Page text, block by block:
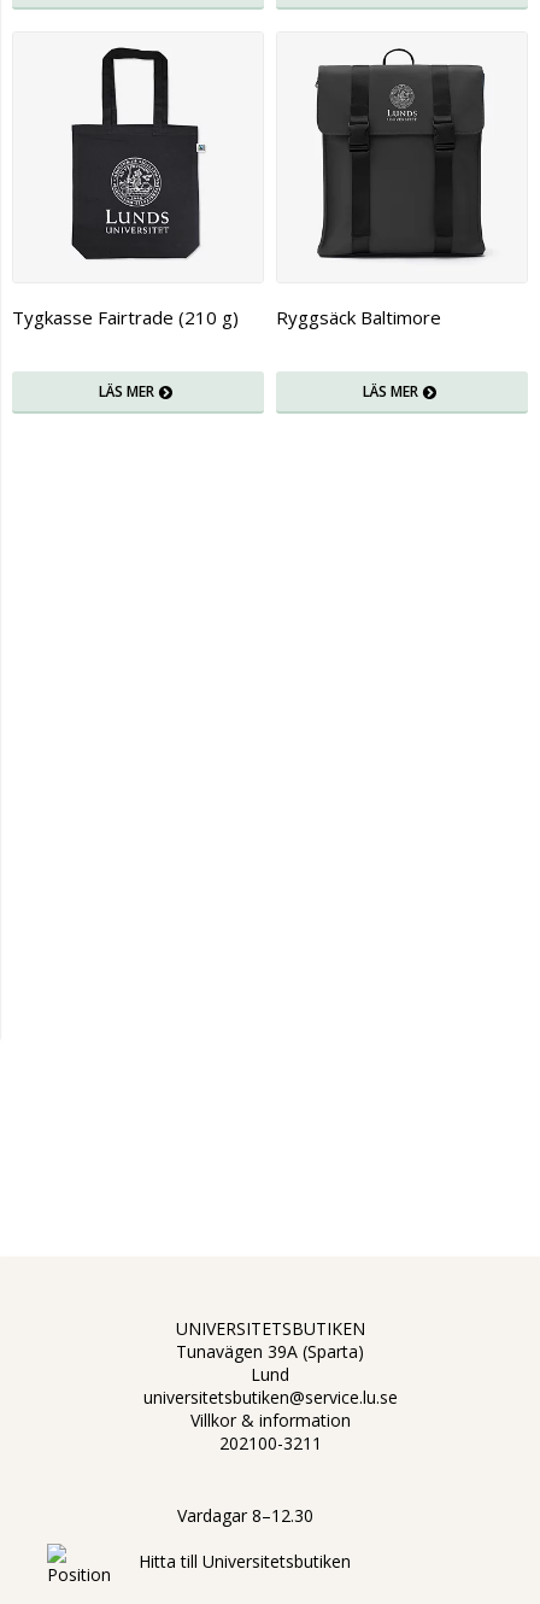
Tygkasse Fairtrade (210 g)
LÄS MER
Ryggsäck Baltimore
LÄS MER
UNIVERSITETSBUTIKEN
Tunavägen 39A (Sparta)
Lund
universitetsbutiken@service.lu.se
Villkor & information
202100-3211
Vardagar 8–12.30
Hitta till Universitetsbutiken